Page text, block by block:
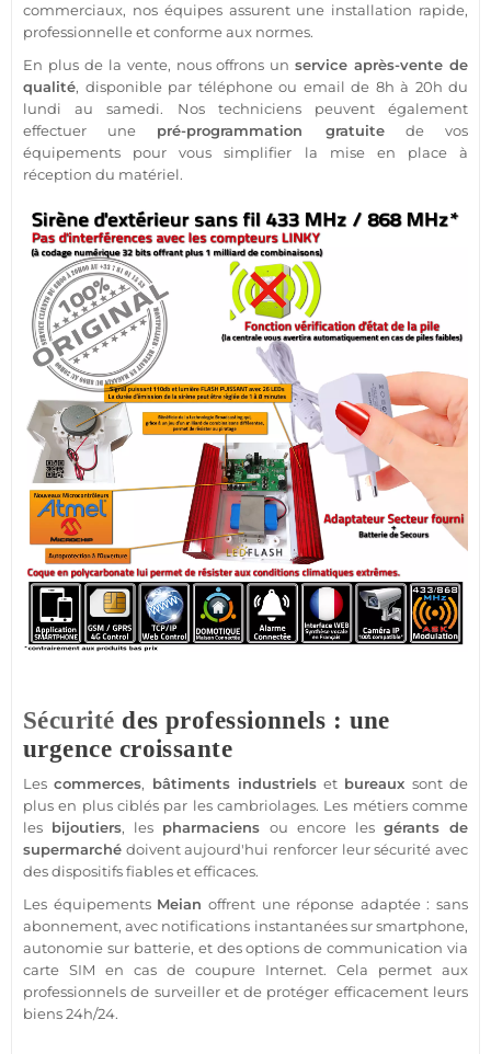
commerciaux, nos équipes assurent une installation rapide,
professionnelleet conforme aux normes.
En plus de la vente, nous offrons unservice après-vente de
qualité, disponible par téléphone ou email de 8h à 20h du
lundi au samedi. Nos techniciens peuvent également
effectuer une pré-programmation gratuitede vos
équipements pour vous simplifier la mise en place à
réception du matériel.
Sécurité des professionnels : une
urgence croissante
Lescommerces, bâtiments industrielset bureaux sont de
plus en plus ciblés par les cambriolages. Les métiers comme
les bijoutiers, les pharmaciens ou encore les gérants de
supermarché doivent aujourd'hui renforcer leursécurité avec
des dispositifs fiables et efficaces.
Les équipements Meian offrent une réponse adaptée : sans
abonnement, avec notifications instantanées sursmartphone,
autonomie sur batterie, et des options de communication via
carte SIM en cas de coupure Internet. Cela permet aux
professionnels de surveiller et de protéger efficacement leurs
biens 24h/24.